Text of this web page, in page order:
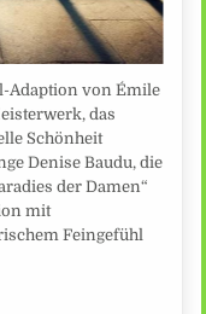
Adaption von Émile
das
Schönheit
Denise Baudu, die
der Damen“
mit
Feingefühl